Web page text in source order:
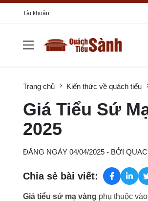
Tài khoản
Trang chủ Kiến thức về quách tiểu
Giá Tiểu Sứ
2025
ĐĂNG NGÀY 04/04/2025 - BỞI
Chia sẻ bài viết:
Giá tiểu sứ mạ vàng phụ thuộc